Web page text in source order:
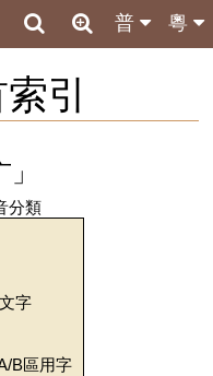
粵
普
引
分類
字
B區用字